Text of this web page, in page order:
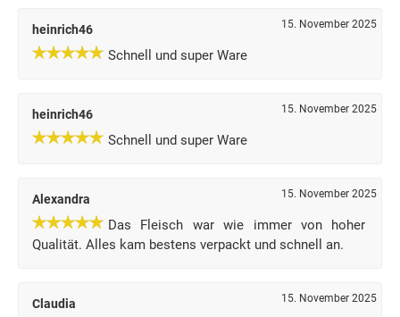
heinrich46 15. November 2025
Schnell und super Ware
heinrich46 15. November 2025
Schnell und super Ware
Alexandra 15. November 2025
Das Fleisch war wie immer von hoher
Qualität. Alles kam bestens verpackt und schnell an.
Claudia 15. November 2025